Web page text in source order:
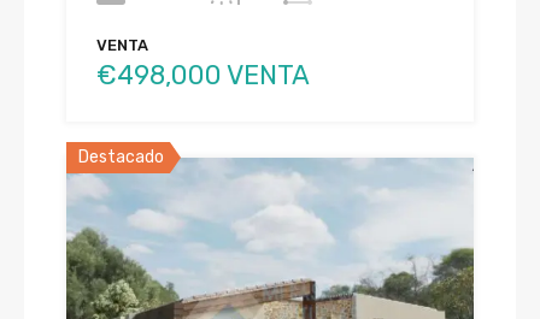
VENTA
€498,000 VENTA
Destacado